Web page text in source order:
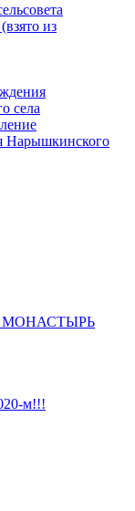
из
села
Нарышкинского
м!!!